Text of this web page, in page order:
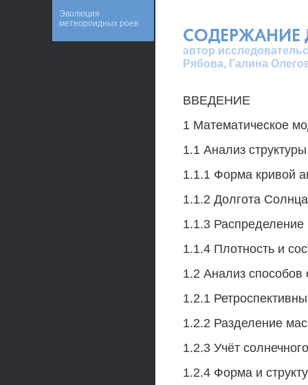
СОДЕРЖАНИЕ
автор
Рябова, Галина
ВВЕДЕНИЕ
1 Математическое
1.1 Анализ
1.1.1 Форма кривой
1.1.2 Долгота
1.1.3
1.1.4 Плотность и
1.2 Анализ способов
1.2.1
1.2.2 Разделение
1.2.3 Учёт
1.2.4 Форма и
Эволюция
метеороидных роев